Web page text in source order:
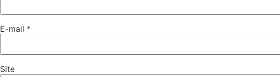
E-mail *
Site